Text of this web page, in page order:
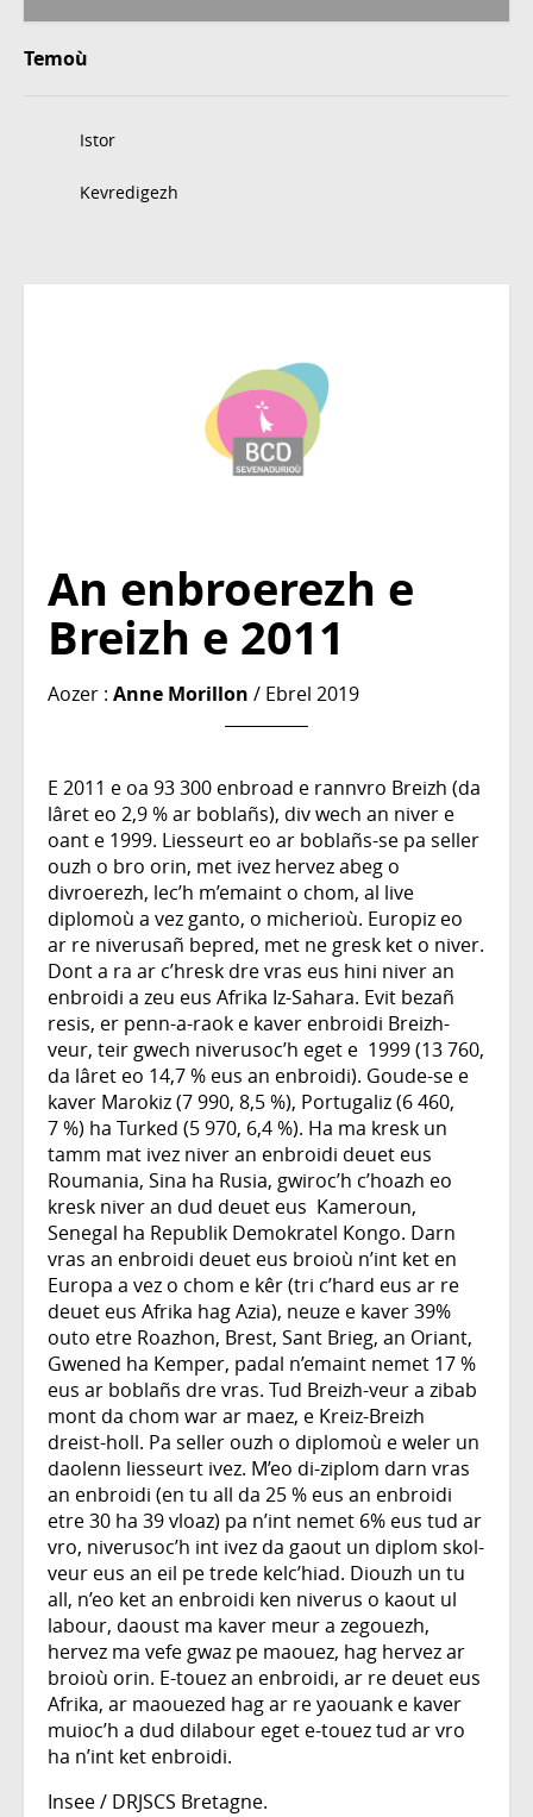
Temoù
Istor
Kevredigezh
An enbroerezh e
Breizh e 2011
Aozer : Anne Morillon / Ebrel 2019
E 2011 e oa 93 300 enbroad e rannvro Breizh (da
lâret eo 2,9 % ar boblañs), div wech an niver e
oant e 1999. Liesseurt eo ar boblañs-se pa seller
ouzh o bro orin, met ivez hervez abeg o
divroerezh, lec’h m’emaint o chom, al live
diplomoù a vez ganto, o micherioù. Europiz eo
ar re niverusañ bepred, met ne gresk ket o niver.
Dont a ra ar c’hresk dre vras eus hini niver an
enbroidi a zeu eus Afrika Iz-Sahara. Evit bezañ
resis, er penn-a-raok e kaver enbroidi Breizh-
veur, teir gwech niverusoc’h eget e 1999 (13 760,
da lâret eo 14,7 % eus an enbroidi). Goude-se e
kaver Marokiz (7 990, 8,5 %), Portugaliz (6 460,
7 %) ha Turked (5 970, 6,4 %). Ha ma kresk un
tamm mat ivez niver an enbroidi deuet eus
Roumania, Sina ha Rusia, gwiroc’h c’hoazh eo
kresk niver an dud deuet eus Kameroun,
Senegal ha Republik Demokratel Kongo. Darn
vras an enbroidi deuet eus broioù n’int ket en
Europa a vez o chom e kêr (tri c’hard eus ar re
deuet eus Afrika hag Azia), neuze e kaver 39%
outo etre Roazhon, Brest, Sant Brieg, an Oriant,
Gwened ha Kemper, padal n’emaint nemet 17 %
eus ar boblañs dre vras. Tud Breizh-veur a zibab
mont da chom war ar maez, e Kreiz-Breizh
dreist-holl. Pa seller ouzh o diplomoù e weler un
daolenn liesseurt ivez. M’eo di-ziplom darn vras
an enbroidi (en tu all da 25 % eus an enbroidi
etre 30 ha 39 vloaz) pa n’int nemet 6% eus tud ar
vro, niverusoc’h int ivez da gaout un diplom skol-
veur eus an eil pe trede kelc’hiad. Diouzh un tu
all, n’eo ket an enbroidi ken niverus o kaout ul
labour, daoust ma kaver meur a zegouezh,
hervez ma vefe gwaz pe maouez, hag hervez ar
broioù orin. E-touez an enbroidi, ar re deuet eus
Afrika, ar maouezed hag ar re yaouank e kaver
muioc’h a dud dilabour eget e-touez tud ar vro
ha n’int ket enbroidi.
Insee / DRJSCS Bretagne.